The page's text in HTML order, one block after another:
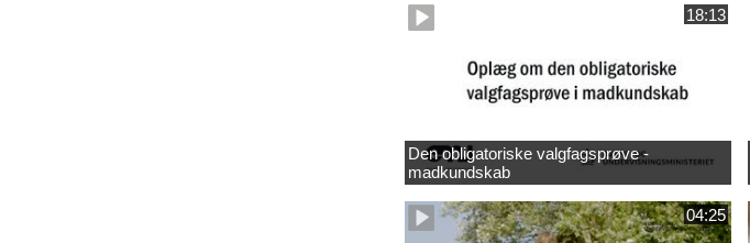
18:13
Den obligatoriske valgfagsprøve -
madkundskab
04:25